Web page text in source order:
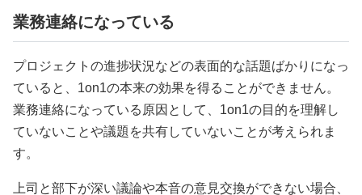
業務連絡になっている
プロジェクトの進捗状況などの表面的な話題ばかりになっ
ていると、1on1の本来の効果を得ることができません。
業務連絡になっている原因として、1on1の目的を理解し
ていないことや議題を共有していないことが考えられま
す。
上司と部下が深い議論や本音の意見交換ができない場合、